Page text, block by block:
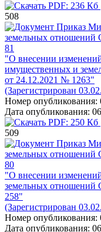
PDF: 236 Кб
508
Приказ
земельных отношений
81
"О внесении
имущественных и
от 24.12.2021 № 1263"
(Зарегистрирован
Номер опубликования:
Дата опубликования:
PDF: 250 Кб
509
Приказ
земельных отношений
80
"О внесении
земельных отношений
258"
(Зарегистрирован
Номер опубликования:
Дата опубликования: